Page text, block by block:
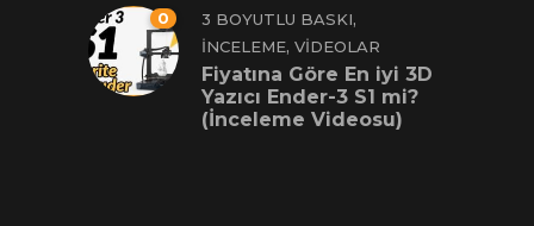
0 3 BOYUTLU BASKI,
İNCELEME, VIDEOLAR
Fiyatına Göre En iyi 3D
Yazıcı Ender-3 S1 mi?
(İnceleme Videosu)